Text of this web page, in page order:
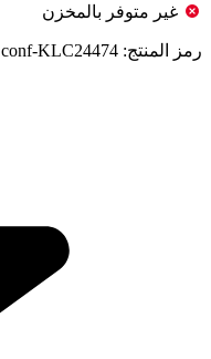
غير متوفر بالمخزن
رمز المنتج: conf-KLC24474